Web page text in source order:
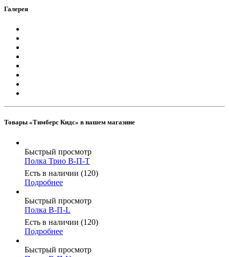
Галерея
Товары «Тимберс Кидс» в нашем магазине
Быстрый просмотр
Полка Трио В-П-Т
Есть в наличии (120)
Подробнее
Быстрый просмотр
Полка В-П-L
Есть в наличии (120)
Подробнее
Быстрый просмотр